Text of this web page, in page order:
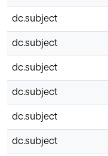
dc.subject
dc.subject
dc.subject
dc.subject
dc.subject
dc.subject